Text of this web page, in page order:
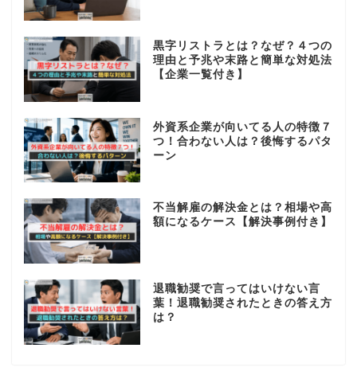
黒字リストラとは？なぜ？４つの
理由と予兆や末路と簡単な対処法
【企業一覧付き】
外資系企業が向いてる人の特徴７
つ！合わない人は？後悔するパタ
ーン
不当解雇の解決金とは？相場や高
額になるケース【解決事例付き】
退職勧奨で言ってはいけない言
葉！退職勧奨されたときの答え方
は？